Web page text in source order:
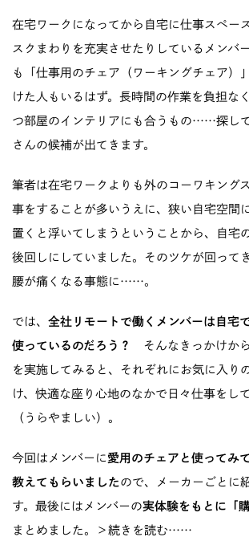
在宅ワークになってから自宅に仕事スペー
スクまわりを充実させたりしているメンバ
も「仕事用のチェア（ワーキングチェア）
けた人もいるはず。長時間の作業を負担な
つ部屋のインテリアにも合うもの……探し
さんの候補が出てきます。
筆者は在宅ワークよりも外のコーワキング
事をすることが多いうえに、狭い自宅空間
置くと浮いてしまうということから、自宅
後回しにしていました。そのツケが回って
腰が痛くなる事態に……。
では、 全社リモートで働くメンバーは自宅
使っているのだろう？
そんなきっかけか
を実施してみると、それぞれにお気に入り
け、快適な座り心地のなかで日々仕事をし
（うらやましい）。
今回はメンバーに 愛用のチェアと使ってみ
教えてもらいましたので、メーカーごとに
す。最後にはメンバーの実体験をもとに「
まとめました。
＞続きを読む……